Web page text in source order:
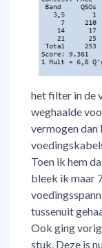
het filter in de
weghaalde
vermogen dan
Toen ik hem
bleek ik maar
tussenuit
Ook ging
stuk. Deze is